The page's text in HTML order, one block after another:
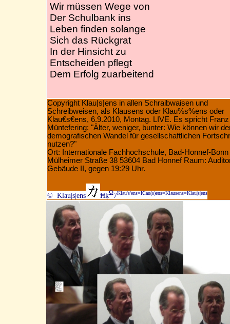
Wir müssen Wege von
Der Schulbank ins
Leben finden solange
Sich das Rückgrat
In der Hinsicht zu
Entscheiden pflegt
Dem Erfolg zuarbeitend
Copyright Klau|s|ens in allen Schraibwaisen und
Schreibweisen, als Klausens oder Klau%s%ens oder
Klau€s€ens, 6.9.2010, Montag. LIVE. Es spricht Franz
Müntefering: "Älter, weniger, bunter: Wie können wir
demografischen Wandel für gesellschaftlichen
nutzen?"
Ort: Internationale Fachhochschule, Bad-Honnef-Bonn
Mülheimer Straße 38 53604 Bad Honnef Raum:
Gebäude II, gegen 19:29 Uhr.
© Klau|s|ens ĦķΩ7Klau's'ens=Klau(s)ens=Klausens=Klau|s|ens